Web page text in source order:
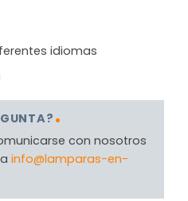
idiomas
con nosotros
info@lamparas-en-